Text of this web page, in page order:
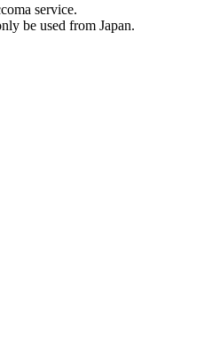
service.
be used from Japan.